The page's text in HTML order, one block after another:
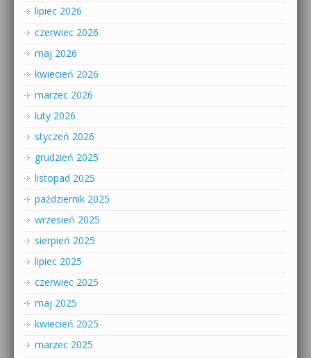
lipiec 2026
czerwiec 2026
maj 2026
kwiecień 2026
marzec 2026
luty 2026
styczeń 2026
grudzień 2025
listopad 2025
październik 2025
wrzesień 2025
sierpień 2025
lipiec 2025
czerwiec 2025
maj 2025
kwiecień 2025
marzec 2025